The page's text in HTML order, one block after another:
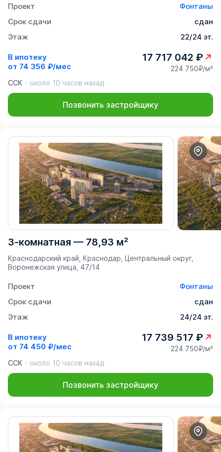
Проект
Фонтаны
Срок сдачи
сдан
Этаж
22/24 эт.
В ипотеку
от 74 356 ₽/мес
17 717 042 ₽
224 750₽/м²
ССК
около 10 часов назад
Позвонить застройщику
3-комнатная — 78,93 м²
Краснодарский край, Краснодар, Центральный округ,
Воронежская улица, 47/14
Проект
Фонтаны
Срок сдачи
сдан
Этаж
24/24 эт.
В ипотеку
от 74 450 ₽/мес
17 739 517 ₽
224 750₽/м²
ССК
около 10 часов назад
Позвонить застройщику